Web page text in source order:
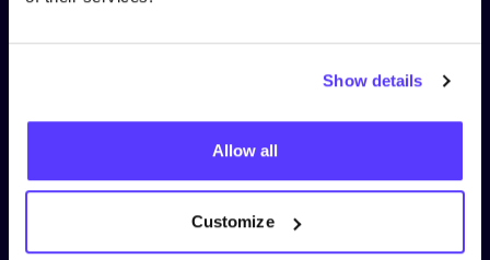
Show details
Allow all
Customize